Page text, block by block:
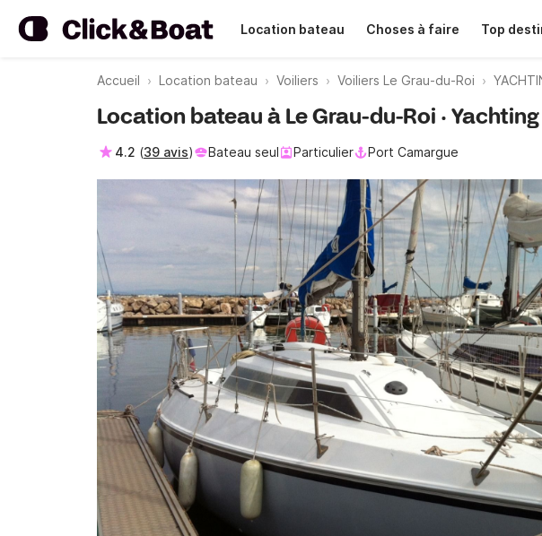
Location bateau Choses à faire Top
Accueil Location bateau Voiliers Voiliers Le Grau-du-Roi
Location bateau à Le Grau-du-Roi ·
4.2 (39 avis) Bateau seul Particulier Port Camargue